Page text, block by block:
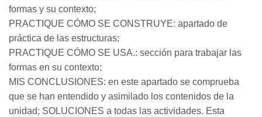
formas y su contexto;
PRACTIQUE CÓMO SE CONSTRUYE: apartado de
práctica de las estructuras;
PRACTIQUE CÓMO SE USA.: sección para trabajar las
formas en su contexto;
MIS CONCLUSIONES: en este apartado se comprueba
que se han entendido y asimilado los contenidos de la
unidad; SOLUCIONES a todas las actividades. Esta